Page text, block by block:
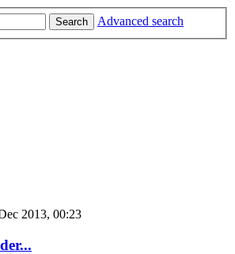
Search
Advanced search
2013, 00:23